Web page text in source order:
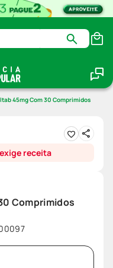
45mg Com 30 Comprimidos
receita
Comprimidos